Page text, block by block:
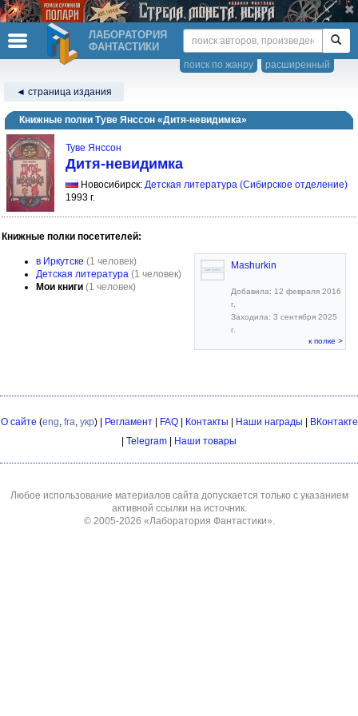
ЛАБОРАТОРИЯ
ФАНТАСТИКИ
расширенный
поиск по жанру
◄ страница издания
Книжные полки Туве Янссон «Дитя-невидимка»
Туве Янссон
Дитя-невидимка
Новосибирск: Детская литература (Сибирское отделение)
1993 г.
Книжные полки посетителей:
в Иркутске (1 человек)
Детская литература (1 человек)
Мои книги (1 человек)
Mashurkin
Добавила: 12 февраля 2016
г.
Заходила: 3 сентября 2025
г.
к полке >
О сайте (eng, fra, укр) | Регламент| FAQ| Контакты Наши награды
ВКонтакте
Telegram Наши товары
Любое использование материалов сайта допускается только с указанием
активной ссылки на источник.
© 2005-2026 «Лаборатория Фантастики».